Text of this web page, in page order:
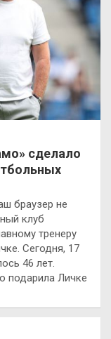
сделало
браузер не
клуб
тренеру
Сегодня, 17
46 лет.
подарила Личке